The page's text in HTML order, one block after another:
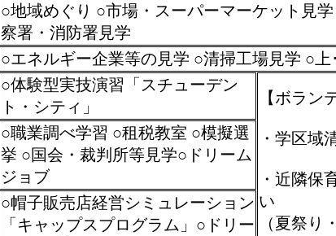
○地域めぐり ○市場・スーパーマーケット見
察署・消防署見学
○エネルギー企業等の見学 ○清掃工場見学 ○上
○体験型実技演習「スチューデン
ト・シティ」
【ボラン
・学区域
・近隣保
い
（夏祭り
○職業調べ学習 ○租税教室 ○模擬選
挙 ○国会・裁判所等見学○ドリーム
ジョブ
○帽子販売店経営シミュレーション
「キャップスプログラム」○ドリー